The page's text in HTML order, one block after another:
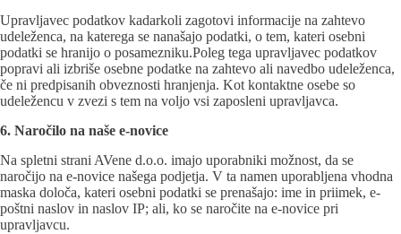
Upravljavec podatkov kadarkoli zagotovi informacije na zahtevo
udeleženca, na katerega se nanašajo podatki, o tem, kateri osebni
podatki se hranijo o posamezniku.Poleg tega upravljavec podatkov
popravi ali izbriše osebne podatke na zahtevo ali navedbo udeleženca,
če ni predpisanih obveznosti hranjenja. Kot kontaktne osebe so
udeležencu v zvezi s tem na voljo vsi zaposleni upravljavca.
6. Naročilo na naše e-novice
Na spletni strani AVene d.o.o. imajo uporabniki možnost, da se
naročijo na e-novice našega podjetja. V ta namen uporabljena vhodna
maska določa, kateri osebni podatki se prenašajo: ime in priimek, e-
poštni naslov in naslov IP; ali, ko se naročite na e-novice pri
upravljavcu.